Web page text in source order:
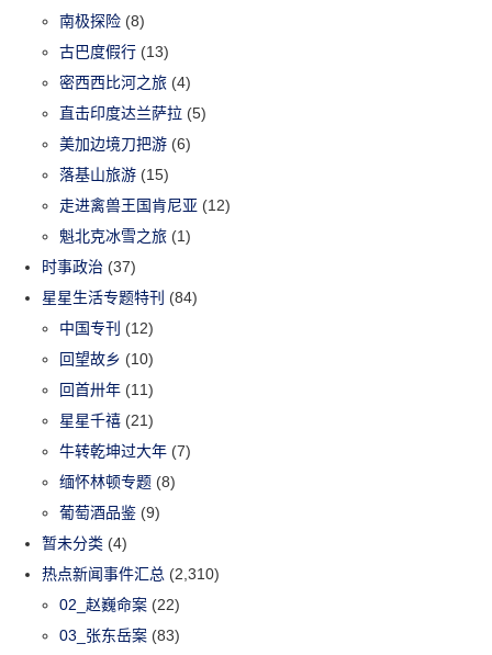
南极探险 (8)
古巴度假行 (13)
密西西比河之旅 (4)
直击印度达兰萨拉 (5)
美加边境刀把游 (6)
落基山旅游 (15)
走进禽兽王国肯尼亚 (12)
魁北克冰雪之旅 (1)
时事政治 (37)
星星生活专题特刊 (84)
中国专刊 (12)
回望故乡 (10)
回首卅年 (11)
星星千禧 (21)
牛转乾坤过大年 (7)
缅怀林顿专题 (8)
葡萄酒品鉴 (9)
暂未分类 (4)
热点新闻事件汇总 (2,310)
02_赵巍命案 (22)
03_张东岳案 (83)